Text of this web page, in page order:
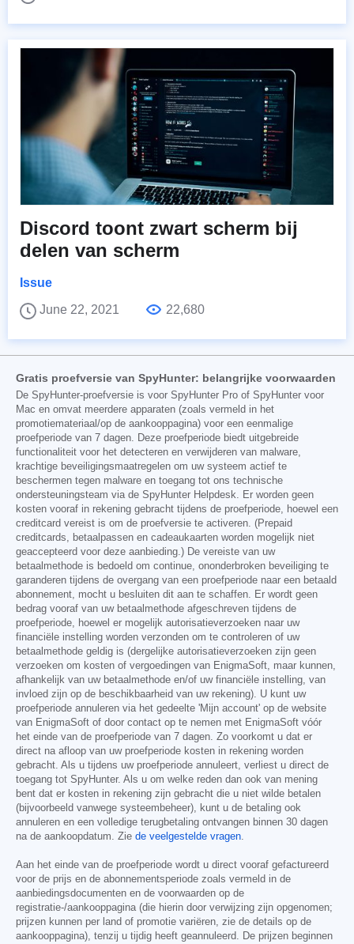
Discord toont zwart scherm bij
delen van scherm
Issue
June 22, 2021
22,680
Gratis proefversie van SpyHunter: belangrijke voorwaarden
De SpyHunter-proefversie is voor SpyHunter Pro of SpyHunter voor
Mac en omvat meerdere apparaten (zoals vermeld in het
promotiemateriaal/op de aankooppagina) voor een eenmalige
proefperiode van 7 dagen. Deze proefperiode biedt uitgebreide
functionaliteit voor het detecteren en verwijderen van malware,
krachtige beveiligingsmaatregelen om uw systeem actief te
beschermen tegen malware en toegang tot ons technische
ondersteuningsteam via de SpyHunter Helpdesk. Er worden geen
kosten vooraf in rekening gebracht tijdens de proefperiode, hoewel een
creditcard vereist is om de proefversie te activeren. (Prepaid
creditcards, betaalpassen en cadeaukaarten worden mogelijk niet
geaccepteerd voor deze aanbieding.) De vereiste van uw
betaalmethode is bedoeld om continue, ononderbroken beveiliging te
garanderen tijdens de overgang van een proefperiode naar een betaald
abonnement, mocht u besluiten dit aan te schaffen. Er wordt geen
bedrag vooraf van uw betaalmethode afgeschreven tijdens de
proefperiode, hoewel er mogelijk autorisatieverzoeken naar uw
financiële instelling worden verzonden om te controleren of uw
betaalmethode geldig is (dergelijke autorisatieverzoeken zijn geen
verzoeken om kosten of vergoedingen van EnigmaSoft, maar kunnen,
afhankelijk van uw betaalmethode en/of uw financiële instelling, van
invloed zijn op de beschikbaarheid van uw rekening). U kunt uw
proefperiode annuleren via het gedeelte 'Mijn account' op de website
van EnigmaSoft of door contact op te nemen met EnigmaSoft vóór
het einde van de proefperiode van 7 dagen. Zo voorkomt u dat er
direct na afloop van uw proefperiode kosten in rekening worden
gebracht. Als u tijdens uw proefperiode annuleert, verliest u direct de
toegang tot SpyHunter. Als u om welke reden dan ook van mening
bent dat er kosten in rekening zijn gebracht die u niet wilde betalen
(bijvoorbeeld vanwege systeembeheer), kunt u de betaling ook
annuleren en een volledige terugbetaling ontvangen binnen 30 dagen
na de aankoopdatum. Zie de veelgestelde vragen.
Aan het einde van de proefperiode wordt u direct vooraf gefactureerd
voor de prijs en de abonnementsperiode zoals vermeld in de
aanbiedingsdocumenten en de voorwaarden op de
registratie-/aankooppagina (die hierin door verwijzing zijn opgenomen;
prijzen kunnen per land of promotie variëren, zie de details op de
aankooppagina), tenzij u tijdig heeft geannuleerd. De prijzen beginnen